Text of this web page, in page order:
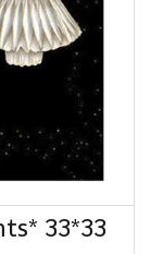
33*33